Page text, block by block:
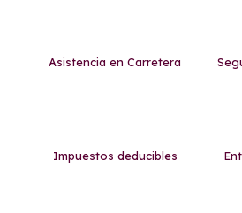
Asistencia en Carretera
Impuestos deducibles